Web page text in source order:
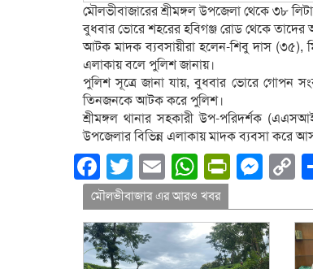
মৌলভীবাজারের শ্রীমঙ্গল উপজেলা থেকে ৩৮
বুধবার ভোরে শহরের হবিগঞ্জ রোড থেকে
আটক মাদক ব্যবসায়ীরা হলেন-শিবু দাস (৩৫),
এলাকায় বলে পুলিশ জানায়।
পুলিশ সূত্রে জানা যায়, বুধবার ভোরে গোপন
তিনজনকে আটক করে পুলিশ।
শ্রীমঙ্গল থানার সহকারী উপ-পরিদর্শক
উপজেলার বিভিন্ন এলাকায় মাদক ব্যবসা করে
Facebook
Twitter
Email
মৌলভীবাজার এর আরও খবর